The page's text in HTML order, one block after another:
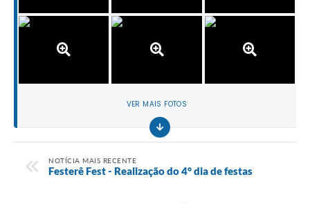
VER MAIS FOTOS
NOTÍCIA MAIS RECENTE
Festerê Fest - Realização do 4° dia de festas